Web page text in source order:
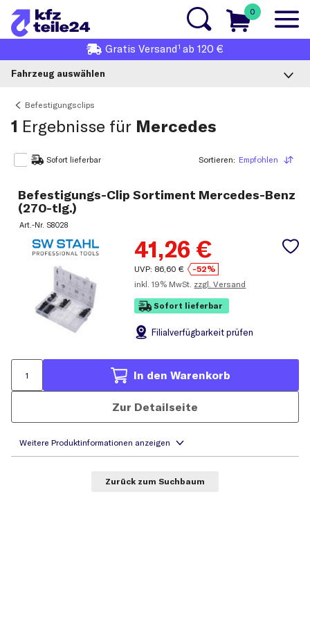
0
Gratis Versand1 ab 120 €
Fahrzeug auswählen
Befestigungsclips
1 Ergebnisse für Mercedes
Sofort lieferbar Empfohlen
Sortieren
Befestigungs-Clip Sortiment Mercedes-Benz
(270-tlg.)
Art.-Nr.S8028
41,26 €
UVP: 86,60 €
-52%
inkl. 19% MwSt. zzgl. Versand
Sofort lieferbar
Filialverfügbarkeit prüfen
In den Warenkorb
Zur Detailseite
Zurück zum Suchbaum